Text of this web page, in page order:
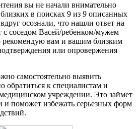
вы не начали внимательно
в поисках 9 из 9 описанных
осознали, что нашли ответ на
с соседом Васей/ребенком/мужем
рекомендую вам и вашим близким
или опровержения
самостоятельно выявить
обратиться к специалистам и
учреждении. Это займет
и поможет избежать серьезных форм